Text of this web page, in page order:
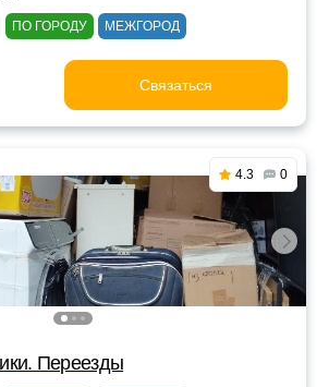
ПО ГОРОДУ МЕЖГОРОД
Связаться
4.3 0
Переезды